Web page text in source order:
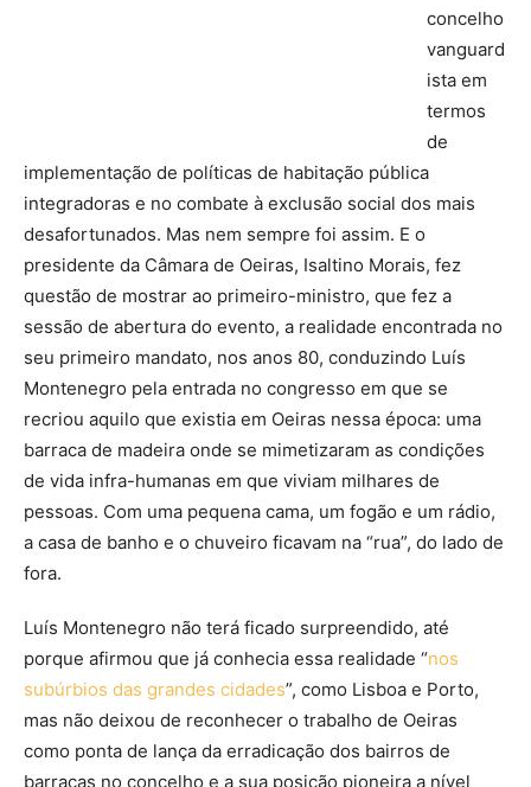
concelho
vanguard
ista em
termos
de
implementação de políticas de habitação pública
integradoras e no combate à exclusão social dos mais
desafortunados. Mas nem sempre foi assim. E o
presidente da Câmara de Oeiras, Isaltino Morais, fez
questão de mostrar ao primeiro-ministro, que fez a
sessão de abertura do evento, a realidade encontrada no
seu primeiro mandato, nos anos 80, conduzindo Luís
Montenegro pela entrada no congresso em que se
recriou aquilo que existia em Oeiras nessa época: uma
barraca de madeira onde se mimetizaram as condições
de vida infra-humanas em que viviam milhares de
pessoas. Com uma pequena cama, um fogão e um rádio,
a casa de banho e o chuveiro ficavam na “rua”, do lado de
fora.
Luís Montenegro não terá ficado surpreendido, até
porque afirmou que já conhecia essa realidade “nos
subúrbios das grandes cidades”, como Lisboa e Porto,
mas não deixou de reconhecer o trabalho de Oeiras
como ponta de lança da erradicação dos bairros de
barracas no concelho e a sua posição pioneira a nível